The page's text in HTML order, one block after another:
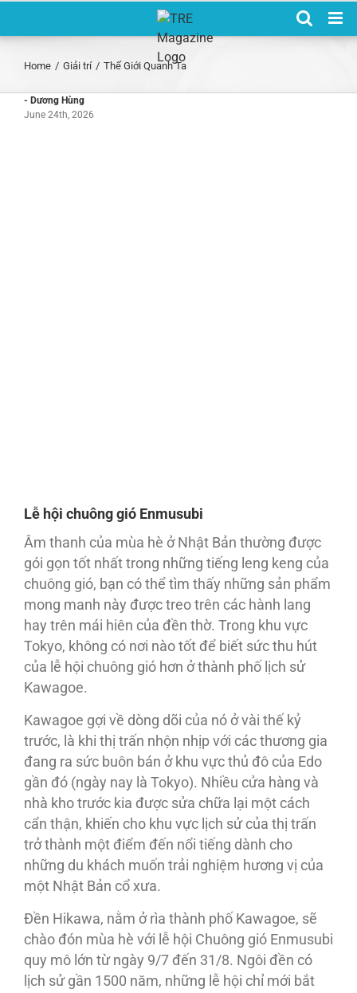
Home / Giải trí / Thế Giới Quanh Ta
- Dương Hùng
June 24th, 2026
Lễ hội chuông gió Enmusubi
Âm thanh của mùa hè ở Nhật Bản thường được
gói gọn tốt nhất trong những tiếng leng keng của
chuông gió, bạn có thể tìm thấy những sản phẩm
mong manh này được treo trên các hành lang
hay trên mái hiên của đền thờ. Trong khu vực
Tokyo, không có nơi nào tốt để biết sức thu hút
của lễ hội chuông gió hơn ở thành phố lịch sử
Kawagoe.
Kawagoe gợi về dòng dõi của nó ở vài thế kỷ
trước, là khi thị trấn nhộn nhịp với các thương gia
đang ra sức buôn bán ở khu vực thủ đô của Edo
gần đó (ngày nay là Tokyo). Nhiều cửa hàng và
nhà kho trước kia được sửa chữa lại một cách
cẩn thận, khiến cho khu vực lịch sử của thị trấn
trở thành một điểm đến nổi tiếng dành cho
những du khách muốn trải nghiệm hương vị của
một Nhật Bản cổ xưa.
Đền Hikawa, nằm ở rìa thành phố Kawagoe, sẽ
chào đón mùa hè với lễ hội Chuông gió Enmusubi
quy mô lớn từ ngày 9/7 đến 31/8. Ngôi đền có
lịch sử gần 1500 năm, những lễ hội chỉ mới bắt